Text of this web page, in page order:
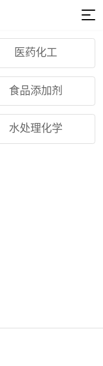
医药化工
食品添加剂
水处理化学